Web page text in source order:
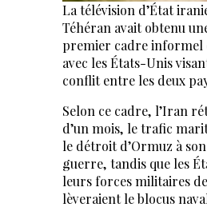
La télévision d’État
Téhéran avait obtenu
premier cadre informel
avec les États-Unis
conflit entre les deux
Selon ce cadre, l’Iran
d’un mois, le trafic
le détroit d’Ormuz à
guerre, tandis que les
leurs forces militaires
lèveraient le blocus